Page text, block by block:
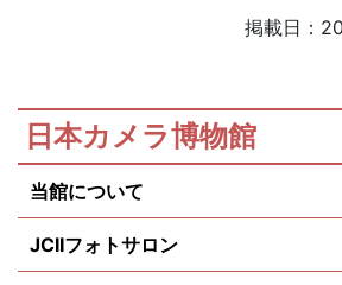
掲載日：
日本カメラ博物館
当館について
JCIIフォトサロン